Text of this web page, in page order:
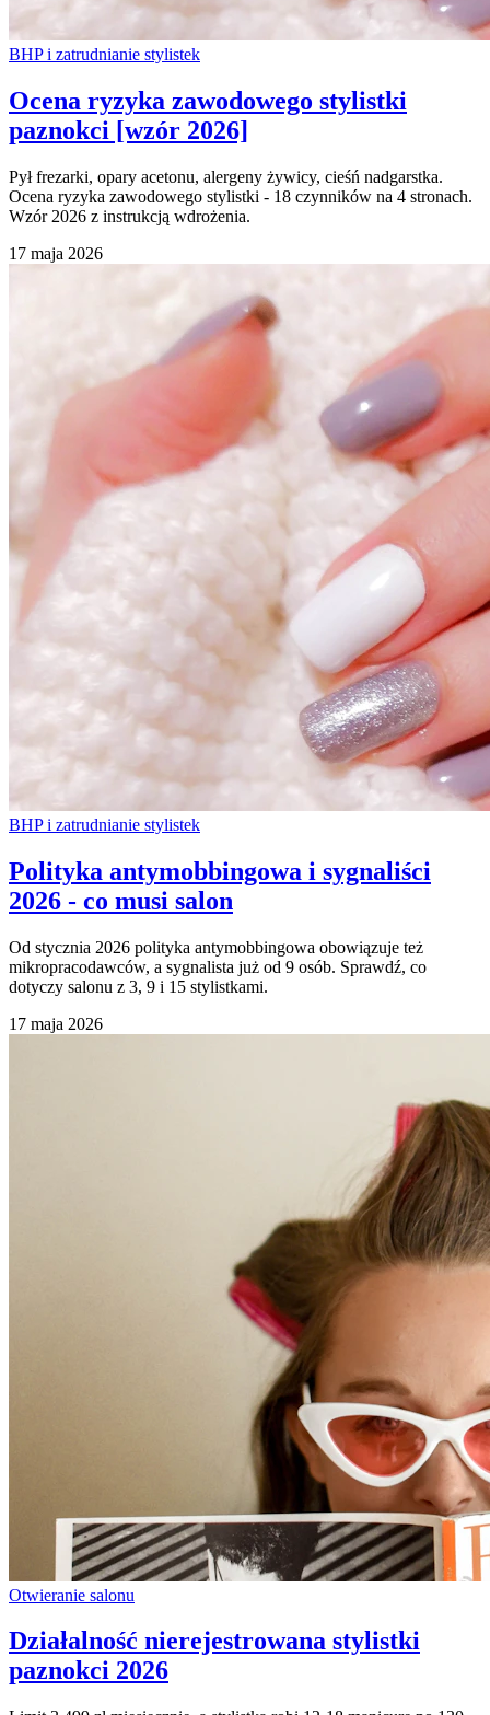
BHP i zatrudnianie stylistek
Ocena ryzyka zawodowego stylistki
paznokci [wzór 2026]
Pył frezarki, opary acetonu, alergeny żywicy, cieśń nadgarstka.
Ocena ryzyka zawodowego stylistki - 18 czynników na 4 stronach.
Wzór 2026 z instrukcją wdrożenia.
17 maja 2026
BHP i zatrudnianie stylistek
Polityka antymobbingowa i sygnaliści
2026 - co musi salon
Od stycznia 2026 polityka antymobbingowa obowiązuje też
mikropracodawców, a sygnalista już od 9 osób. Sprawdź, co
dotyczy salonu z 3, 9 i 15 stylistkami.
17 maja 2026
Otwieranie salonu
Działalność nierejestrowana stylistki
paznokci 2026